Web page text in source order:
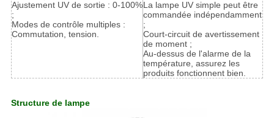
Ajustement UV de sortie : 0-100%
;
Modes de contrôle multiples :
Commutation, tension.
La lampe UV simple peut être
commandée indépendamment
;
Court-circuit de avertissement
de moment ;
Au-dessus de l'alarme de la
température, assurez les
produits fonctionnent bien.
Structure de lampe